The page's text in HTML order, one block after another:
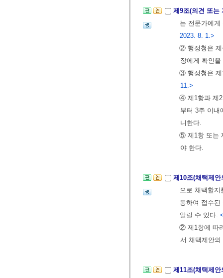
제9조(의견 또는
는 전문가에
2023. 8. 1.>
② 행정청은
장에게 확인
③ 행정청은 제
11.>
④ 제1항과 제2
부터 3주 이내
니한다.
⑤ 제1항 또는
야 한다.
제10조(채택제
으로 채택할
통하여 접수
알릴 수 있다.
② 제1항에 따
서 채택제안
제11조(채택제